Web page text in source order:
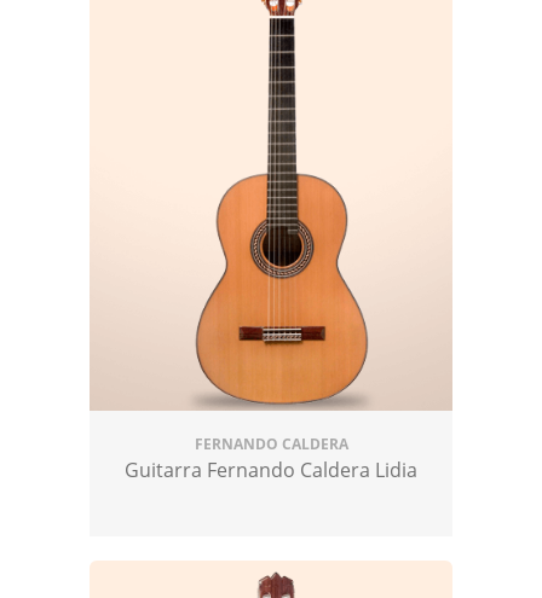
FERNANDO CALDERA
Guitarra Fernando Caldera Lidia